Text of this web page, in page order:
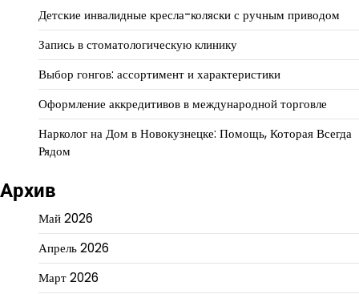
Детские инвалидные кресла-коляски с ручным приводом
Запись в стоматологическую клинику
Выбор гонгов: ассортимент и характеристики
Оформление аккредитивов в международной торговле
Нарколог на Дом в Новокузнецке: Помощь, Которая Всегда
Рядом
Архив
Май 2026
Апрель 2026
Март 2026